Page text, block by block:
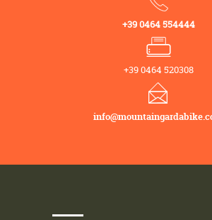
+39 0464 554444
+39 0464 520308